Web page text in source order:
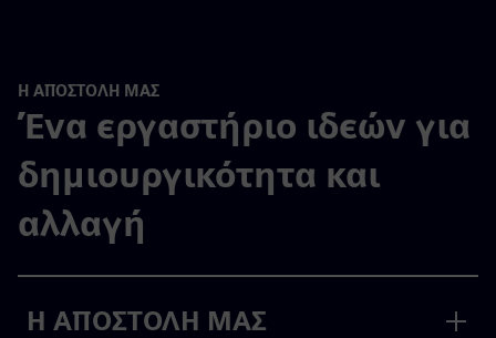
Η ΑΠΟΣΤΟΛΗ ΜΑΣ
Ένα εργαστήριο ιδεών για
δημιουργικότητα και
αλλαγή
Η ΑΠΟΣΤΟΛΗ ΜΑΣ